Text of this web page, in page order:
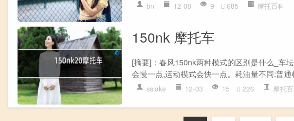
bn 12-08 9 685 摩托百科
150nk 摩托车
[摘要]：春风150nk两种模式的区别是什么_车
会慢一点,运动模式会快一点。耗油量不同:普
sslake 12-03 15 226 摩托